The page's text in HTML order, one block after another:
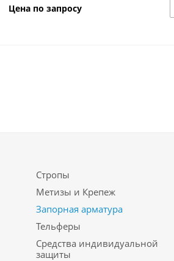
Цена по запросу
Стропы
Метизы и Крепеж
Запорная арматура
Тельферы
Средства индивидуальной
защиты